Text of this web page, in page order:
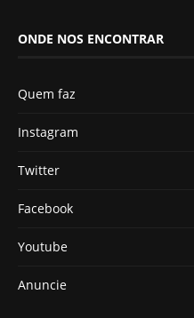
ONDE NOS ENCONTRAR
Quem faz
Instagram
Twitter
Facebook
Youtube
Anuncie